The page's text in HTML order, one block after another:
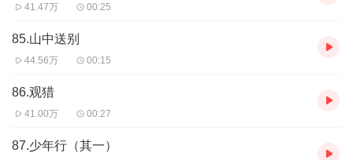
41.47万 00:25
85.山中送别
44.56万 00:15
86.观猎
41.00万 00:27
87.少年行（其一）